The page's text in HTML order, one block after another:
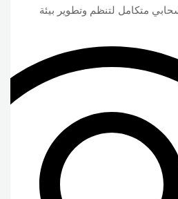
متكامل لتنظم وتطوير بيئة